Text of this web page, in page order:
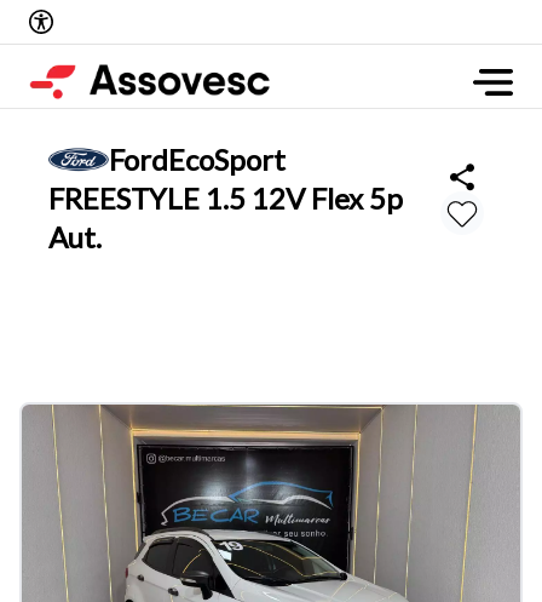
FordEcoSport
FREESTYLE 1.5 12V Flex 5p
Aut.